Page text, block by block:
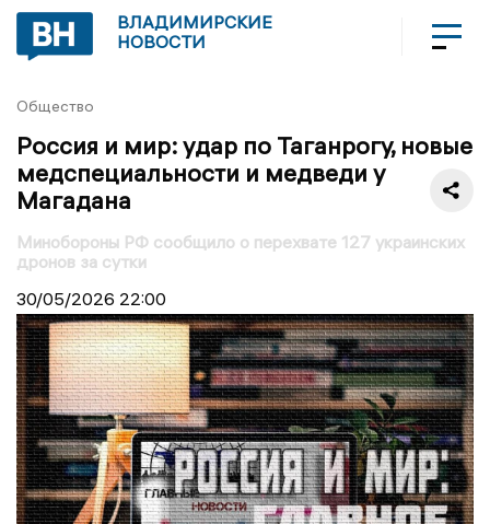
ВЛАДИМИРСКИЕ
НОВОСТИ
Общество
Россия и мир: удар по Таганрогу, новые
медспециальности и медведи у
Магадана
Минобороны РФ сообщило о перехвате 127 украинских
дронов за сутки
30/05/2026 22:00